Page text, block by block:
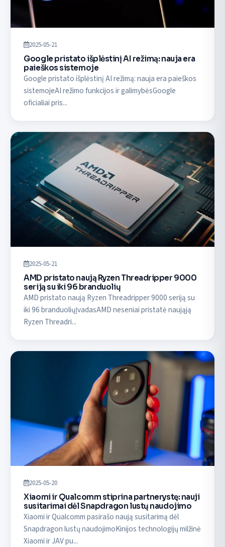
2025-05-21
Google pristato išplėstinį AI režimą: nauja era
paieškos sistemoje
Google pristato išplėstinį AI režimą: nauja era paieškos
sistemojeAI režimo funkcijos ir galimybėsGoogle
oficialiai pris...
2025-05-21
AMD pristato naują Ryzen Threadripper 9000
seriją su iki 96 branduolių
AMD pristato naują Ryzen Threadripper 9000 seriją su
iki 96 branduoliųĮvadasAMD neseniai pristatė naująją
Ryzen Threadri...
2025-05-20
Xiaomi ir Qualcomm stiprina partnerystę: nauji
susitarimai dėl Snapdragon lustų naudojimo
Xiaomi ir Qualcomm pasirašo naują susitarimą dėl
Snapdragon lustų naudojimoKinijos technologijų milžinė
Xiaomi ir JAV pu...